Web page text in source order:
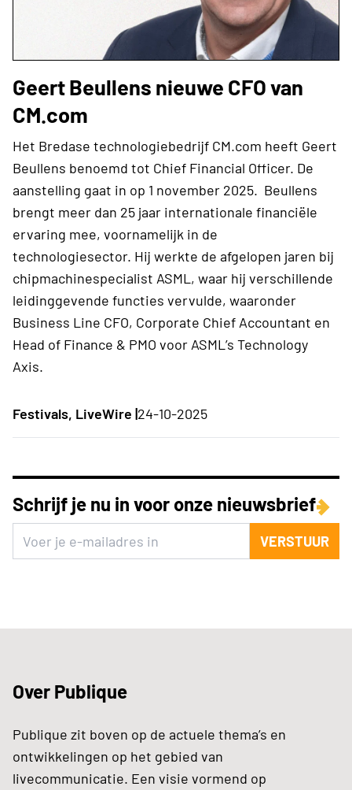
Geert Beullens nieuwe CFO van
CM.com
Het Bredase technologiebedrijf CM.com heeft Geert
Beullens benoemd tot Chief Financial Officer. De
aanstelling gaat in op 1 november 2025. Beullens
brengt meer dan 25 jaar internationale financiële
ervaring mee, voornamelijk in de
technologiesector. Hij werkte de afgelopen jaren bij
chipmachinespecialist ASML, waar hij verschillende
leidinggevende functies vervulde, waaronder
Business Line CFO, Corporate Chief Accountant en
Head of Finance & PMO voor ASML’s Technology
Axis.
Festivals, LiveWire |24-10-2025
Schrijf je nu in voor onze nieuwsbrief
VERSTUUR
Over Publique
Publique zit boven op de actuele thema’s en
ontwikkelingen op het gebied van
livecommunicatie. Een visie vormend op